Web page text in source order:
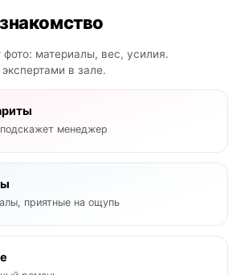
фото: материалы, вес, усилия.
в зале.
менеджер
приятные на ощупь